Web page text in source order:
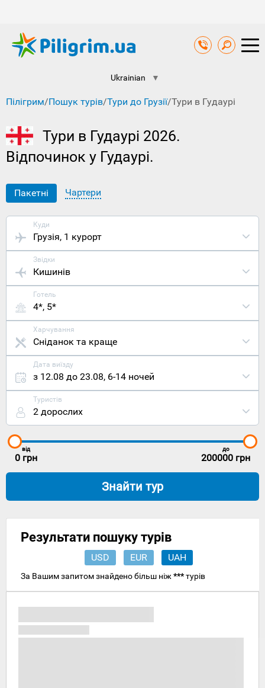
Ukrainian ▼
Пілігрим/Пошук турів/Тури до Грузії/Тури в Гудаурі
Тури в Гудаурі 2026.
Відпочинок у Гудаурі.
Пакетні Чартери
Куди
Грузія, 1 курорт
Звідки
Кишинів
Готель
4*, 5*
Харчування
Сніданок та краще
Дата виїзду
з 12.08 до 23.08, 6-14 ночей
Туристів
2 дорослих
від
0 грн
до
200000 грн
Знайти тур
Результати пошуку турів
USD EUR UAH
За Вашим запитом знайдено більш ніж ***турів